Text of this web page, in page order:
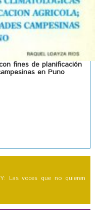
fines de planificación
en Puno
Las voces que no quieren